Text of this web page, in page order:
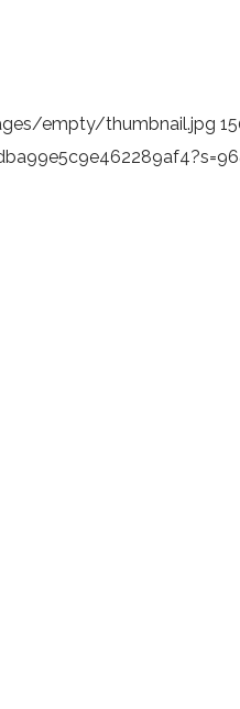
empty/thumbnail.jpg